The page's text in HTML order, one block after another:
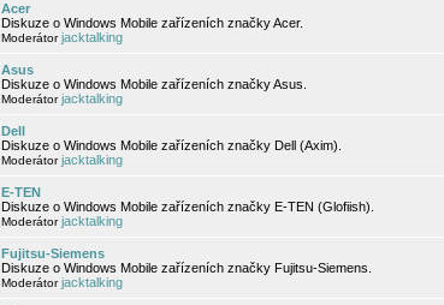
Acer
Diskuze o Windows Mobile zařízeních značky Acer.
Moderátorjacktalking
Asus
Diskuze o Windows Mobile zařízeních značky Asus.
Moderátorjacktalking
Dell
Diskuze o Windows Mobile zařízeních značky Dell (Axim).
Moderátorjacktalking
E-TEN
Diskuze o Windows Mobile zařízeních značky E-TEN (Glofiish).
Moderátorjacktalking
Fujitsu-Siemens
Diskuze o Windows Mobile zařízeních značky Fujitsu-Siemens.
Moderátorjacktalking